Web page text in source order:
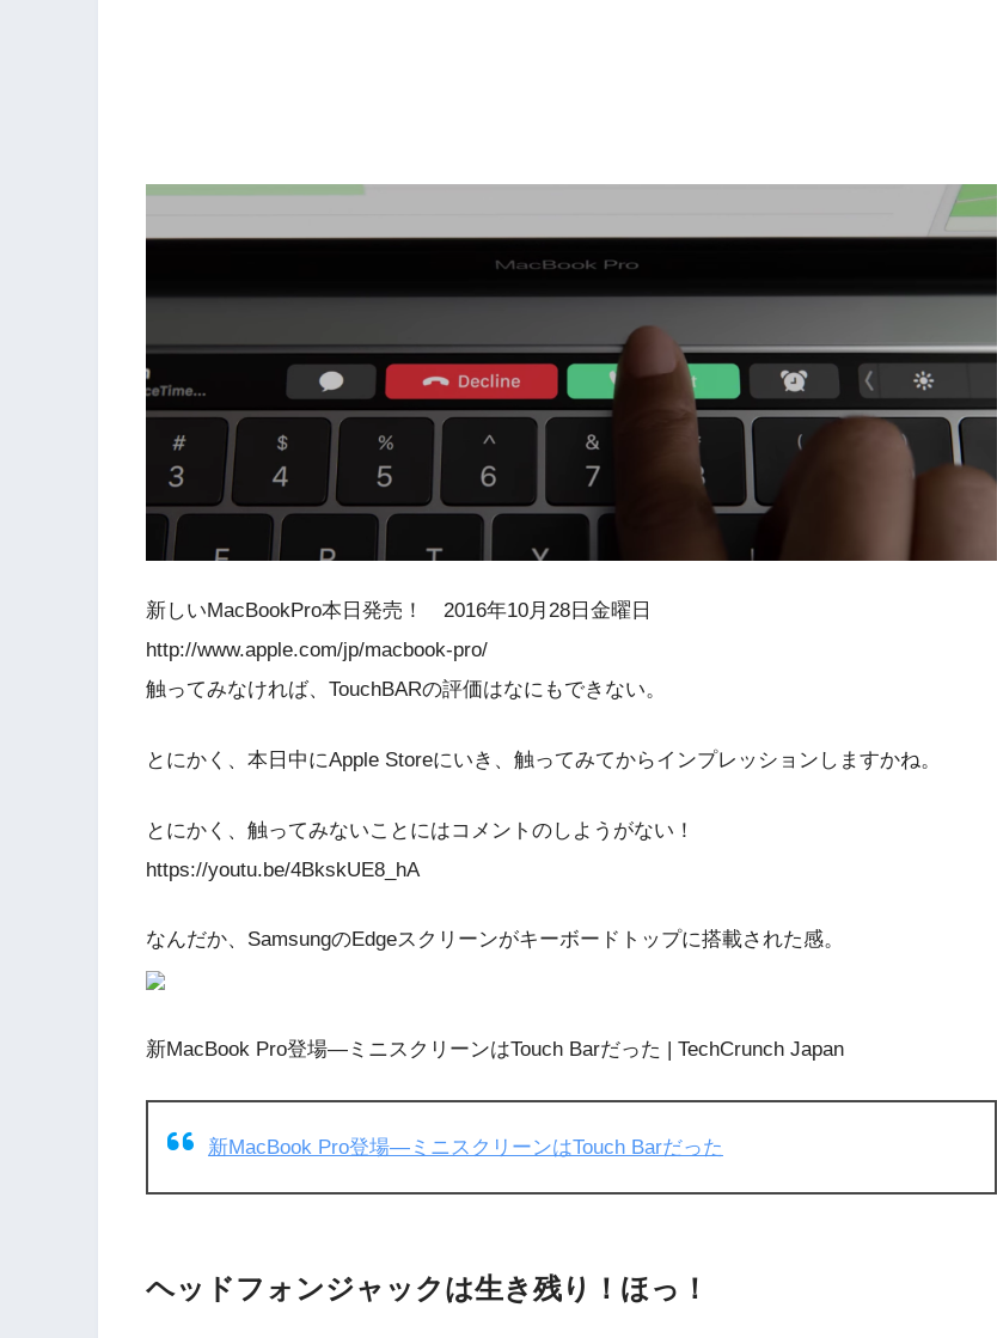
新しいMacBookPro本日発売！ 2016年10月28日金曜日
http://www.apple.com/jp/macbook-pro/
触ってみなければ、TouchBARの評価はなにもできない。
とにかく、本日中にApple Storeにいき、触ってみてからインプレッションしますかね。
とにかく、触ってみないことにはコメントのしようがない！
https://youtu.be/4BkskUE8_hA
なんだか、SamsungのEdgeスクリーンがキーボードトップに搭載された感。
新MacBook Pro登場―ミニスクリーンはTouch Barだった | TechCrunch Japan
新MacBook Pro登場―ミニスクリーンはTouch Barだった
ヘッドフォンジャックは生き残り！ほっ！